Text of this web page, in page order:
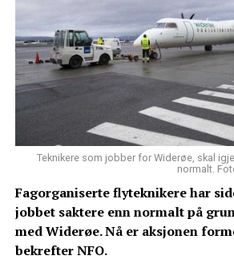
Teknikere som jobber for Widerøe, skal
normalt.
Fagorganiserte flyteknikere har
jobbet saktere enn normalt på
med Widerøe. Nå er aksjonen
bekrefter NFO.